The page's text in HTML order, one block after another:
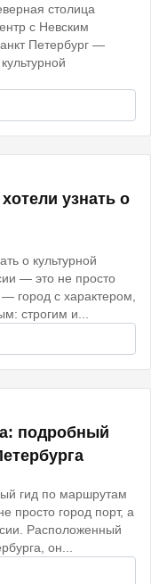
столица
с Невским
Петербург —
узнать о
о культурной
— это не просто
город с характером,
строгим и...
подробный
гид по маршрутам
просто город порт, а
Расположенный
он...